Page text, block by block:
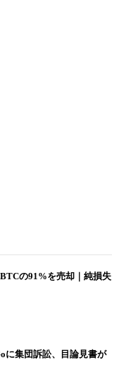
の91%を売却｜純損失
に集団訴訟、目論見書が